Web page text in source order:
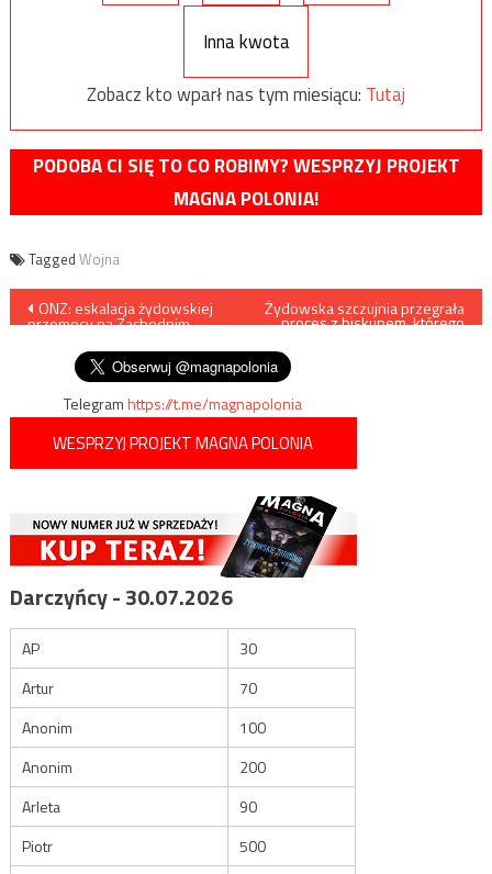
Inna kwota
Zobacz kto wparł nas tym miesiącu: Tutaj
PODOBA CI SIĘ TO CO ROBIMY? WESPRZYJ PROJEKT
MAGNA POLONIA!
Tagged Wojna
Nawigacja
wpisu
ONZ: eskalacja żydowskiej
przemocy na Zachodnim
Żydowska szczujnia przegrała
proces z biskupem, którego
Telegramhttps://t.me/magnapolonia
WESPRZYJ PROJEKT MAGNA POLONIA
Darczyńcy - 30.07.2026
AP
30
Artur
70
Anonim
100
Anonim
200
Arleta
90
Piotr
500